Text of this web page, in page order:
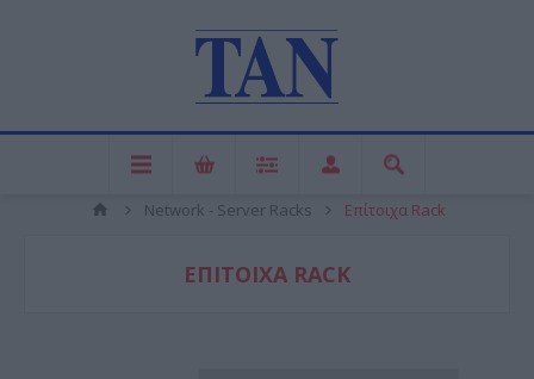
Network - Server Racks Επίτοιχα Rack
ΕΠΊΤΟΙΧΑ RACK